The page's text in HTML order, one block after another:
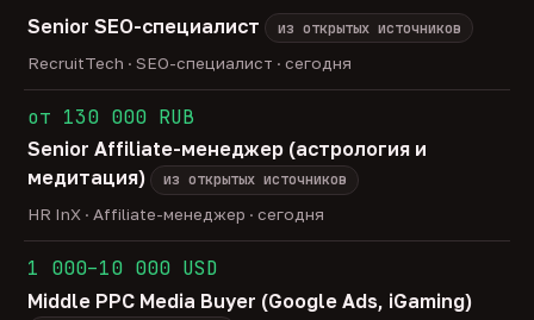
Senior SEO-специалист
из открытых источников
RecruitTech · SEO-специалист · сегодня
от 130 000 RUB
Senior Affiliate-менеджер (астрология и
медитация)
из открытых источников
HR InX · Affiliate-менеджер · сегодня
1 000–10 000 USD
Middle PPC Media Buyer (Google Ads, iGaming)